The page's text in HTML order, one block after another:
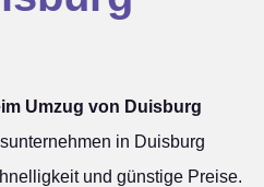
Umzug von Duisburg
in Duisburg
und günstige Preise.